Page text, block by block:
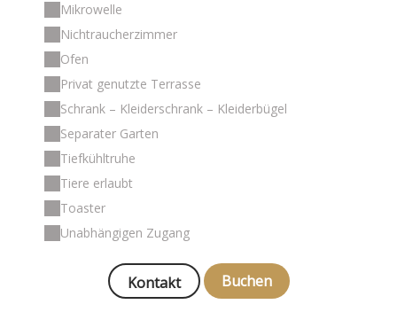
Mikrowelle
Nichtraucherzimmer
Ofen
Privat genutzte Terrasse
Schrank – Kleiderschrank – Kleiderbügel
Separater Garten
Tiefkühltruhe
Tiere erlaubt
Toaster
Unabhängigen Zugang
Kontakt Buchen